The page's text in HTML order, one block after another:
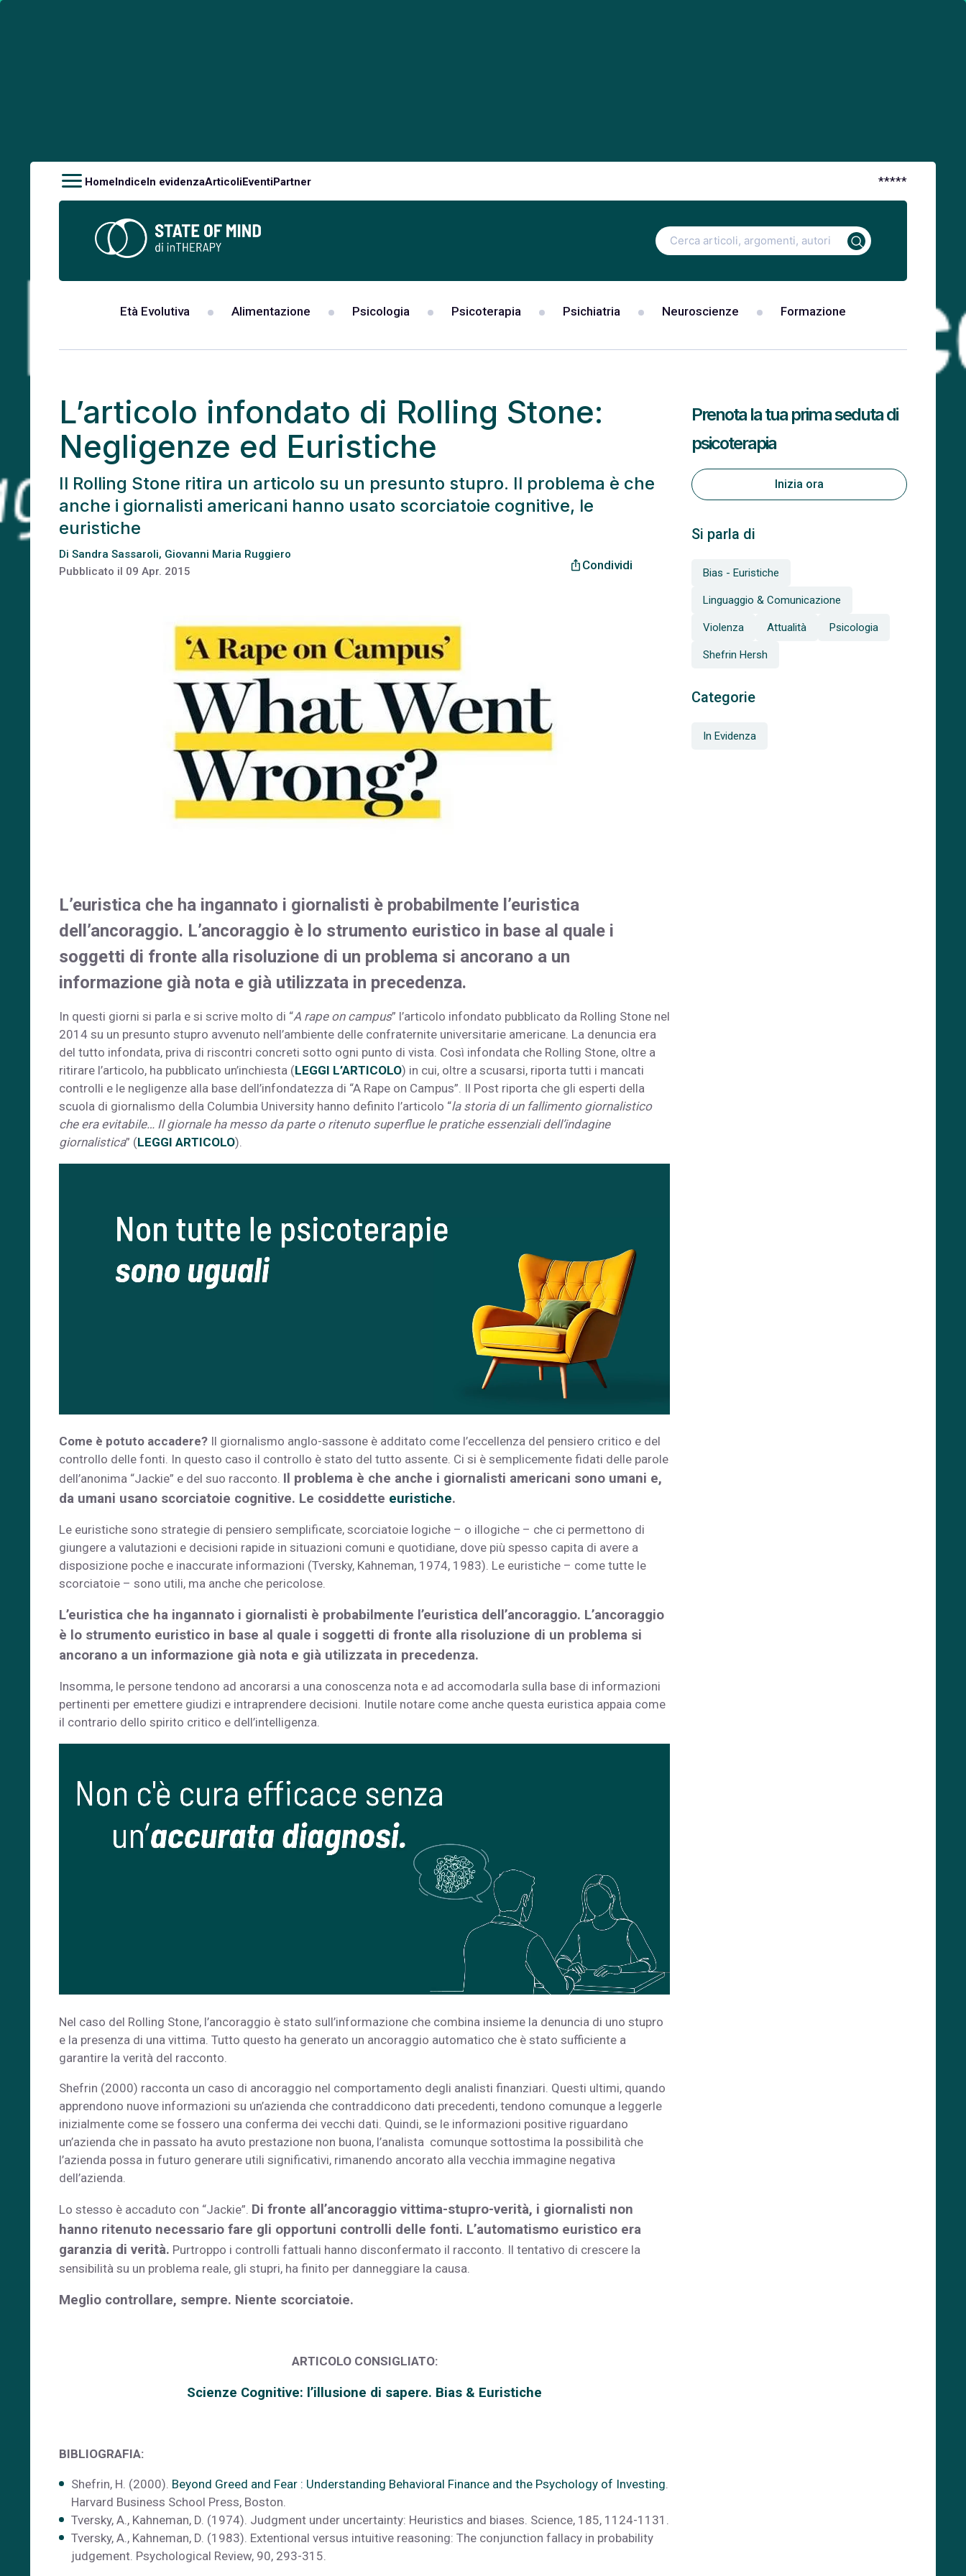
HomeIndiceIn evidenzaArticoliEventiPartner *****
Ricerca
per:
Età Evolutiva Alimentazione Psicologia Psicoterapia Psichiatria Neuroscienze Formazione
L’articolo infondato di Rolling Stone:
Negligenze ed Euristiche
Il Rolling Stone ritira un articolo su un presunto stupro. Il problema è che
anche i giornalisti americani hanno usato scorciatoie cognitive, le
euristiche
Di Sandra Sassaroli, Giovanni Maria Ruggiero
Pubblicato il 09 Apr. 2015
ios_share Condividi
L’euristica che ha ingannato i giornalisti è probabilmente l’euristica
dell’ancoraggio. L’ancoraggio è lo strumento euristico in base al quale i
soggetti di fronte alla risoluzione di un problema si ancorano a un
informazione già nota e già utilizzata in precedenza.
In questi giorni si parla e si scrive molto di “A rape on campus” l’articolo infondato pubblicato da Rolling Stone nel
2014 su un presunto stupro avvenuto nell’ambiente delle confraternite universitarie americane. La denuncia era
del tutto infondata, priva di riscontri concreti sotto ogni punto di vista. Così infondata che Rolling Stone, oltre a
ritirare l’articolo, ha pubblicato un’inchiesta (LEGGI L’ARTICOLO) in cui, oltre a scusarsi, riporta tutti i mancati
controlli e le negligenze alla base dell’infondatezza di “A Rape on Campus”. Il Post riporta che gli esperti della
scuola di giornalismo della Columbia University hanno definito l’articolo “la storia di un fallimento giornalistico
che era evitabile… Il giornale ha messo da parte o ritenuto superflue le pratiche essenziali dell’indagine
giornalistica” (LEGGI ARTICOLO).
Come è potuto accadere? Il giornalismo anglo-sassone è additato come l’eccellenza del pensiero critico e del
controllo delle fonti. In questo caso il controllo è stato del tutto assente. Ci si è semplicemente fidati delle parole
dell’anonima “Jackie” e del suo racconto. Il problema è che anche i giornalisti americani sono umani e,
da umani usano scorciatoie cognitive. Le cosiddette euristiche.
Le euristiche sono strategie di pensiero semplificate, scorciatoie logiche – o illogiche – che ci permettono di
giungere a valutazioni e decisioni rapide in situazioni comuni e quotidiane, dove più spesso capita di avere a
disposizione poche e inaccurate informazioni (Tversky, Kahneman, 1974, 1983). Le euristiche – come tutte le
scorciatoie – sono utili, ma anche che pericolose.
L’euristica che ha ingannato i giornalisti è probabilmente l’euristica dell’ancoraggio. L’ancoraggio
è lo strumento euristico in base al quale i soggetti di fronte alla risoluzione di un problema si
ancorano a un informazione già nota e già utilizzata in precedenza.
Insomma, le persone tendono ad ancorarsi a una conoscenza nota e ad accomodarla sulla base di informazioni
pertinenti per emettere giudizi e intraprendere decisioni. Inutile notare come anche questa euristica appaia come
il contrario dello spirito critico e dell’intelligenza.
Nel caso del Rolling Stone, l’ancoraggio è stato sull’informazione che combina insieme la denuncia di uno stupro
e la presenza di una vittima. Tutto questo ha generato un ancoraggio automatico che è stato sufficiente a
garantire la verità del racconto.
Shefrin (2000) racconta un caso di ancoraggio nel comportamento degli analisti finanziari. Questi ultimi, quando
apprendono nuove informazioni su un’azienda che contraddicono dati precedenti, tendono comunque a leggerle
inizialmente come se fossero una conferma dei vecchi dati. Quindi, se le informazioni positive riguardano
un’azienda che in passato ha avuto prestazione non buona, l’analista comunque sottostima la possibilità che
l’azienda possa in futuro generare utili significativi, rimanendo ancorato alla vecchia immagine negativa
dell’azienda.
Lo stesso è accaduto con “Jackie”. Di fronte all’ancoraggio vittima-stupro-verità, i giornalisti non
hanno ritenuto necessario fare gli opportuni controlli delle fonti. L’automatismo euristico era
garanzia di verità. Purtroppo i controlli fattuali hanno disconfermato il racconto. Il tentativo di crescere la
sensibilità su un problema reale, gli stupri, ha finito per danneggiare la causa.
Meglio controllare, sempre. Niente scorciatoie.
ARTICOLO CONSIGLIATO:
Scienze Cognitive: l’illusione di sapere. Bias & Euristiche
BIBLIOGRAFIA:
Shefrin, H. (2000). Beyond Greed and Fear : Understanding Behavioral Finance and the Psychology of Investing
Harvard Business School Press, Boston.
Tversky, A., Kahneman, D. (1974). Judgment under uncertainty: Heuristics and biases. Science, 185, 1124-1131.
Tversky, A., Kahneman, D. (1983). Extentional versus intuitive reasoning: The conjunction fallacy in probability
judgement. Psychological Review, 90, 293-315.
Si parla di
Bias - Euristiche
Linguaggio & Comunicazione
Violenza Attualità Psicologia
Shefrin Hersh
Categorie
In Evidenza
Prenota la tua prima seduta di
psicoterapia
Inizia ora